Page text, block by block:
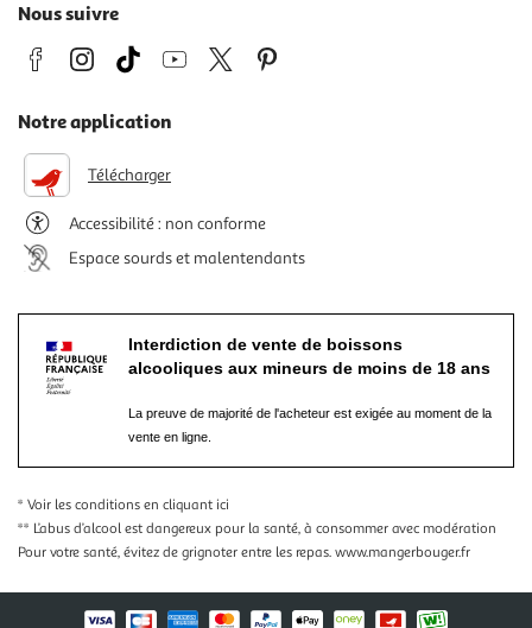
Nous suivre
Notre application
Télécharger
Accessibilité : non conforme
Espace sourds et malentendants
Interdiction de vente de boissons
alcooliques aux mineurs de moins de 18 ans
La preuve de majorité de l'acheteur est exigée au moment de la
vente en ligne.
* Voir les conditions en cliquant ici
** L’abus d’alcool est dangereux pour la santé, à consommer avec modération
Pour votre santé, évitez de grignoter entre les repas. www.mangerbouger.fr